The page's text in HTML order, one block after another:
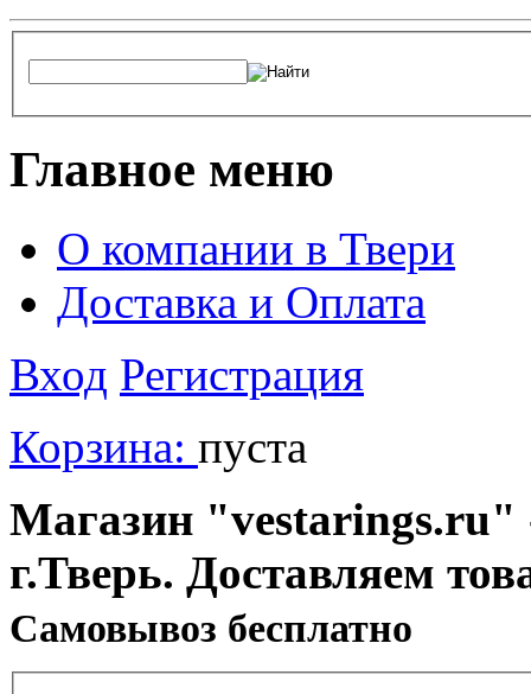
Главное меню
О компании в Твери
Доставка и Оплата
Вход Регистрация
Корзина: пуста
Магазин "vestarings.ru"
г.Тверь. Доставляем
Cамовывоз бесплатно